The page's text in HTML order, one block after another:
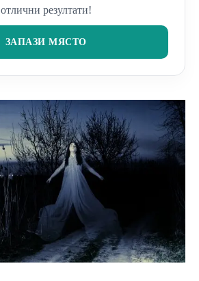
отлични резултати!
ЗАПАЗИ МЯСТО